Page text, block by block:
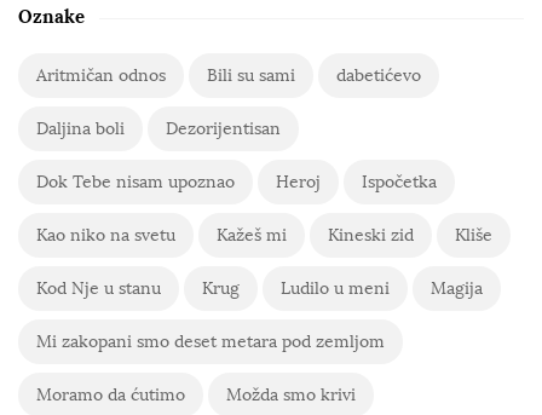
Oznake
Aritmičan odnos Bili su sami dabetićevo
Daljina boli Dezorijentisan
Dok Tebe nisam upoznao Heroj Ispočetka
Kao niko na svetu Kažeš mi Kineski zid Kliše
Kod Nje u stanu Krug Ludilo u meni Magija
Mi zakopani smo deset metara pod zemljom
Moramo da ćutimo Možda smo krivi